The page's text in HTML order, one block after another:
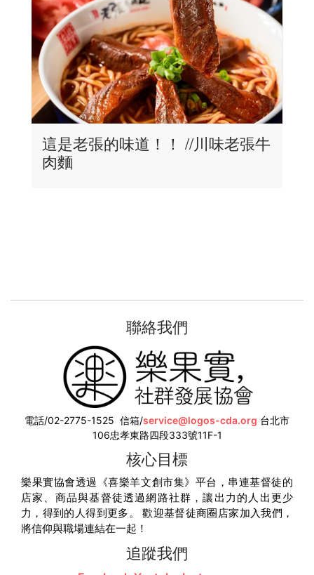
這是老張的味道！！ //川味老張牛
肉麵
聯絡我們
電話/02-2775-1525 信箱/service@logos-cda.org 台北市
106忠孝東路四段333號11F-1
核心目標
樂果實協會透過《喜樂羊文創市集》平台，串連基督徒的
店家、商品與基督徒透過網路社群，讓出力的人出更少
力，得到的人得到更多。 歡迎基督徒商圈店家加入我們，
將信仰與職場連結在一起！
追蹤我們